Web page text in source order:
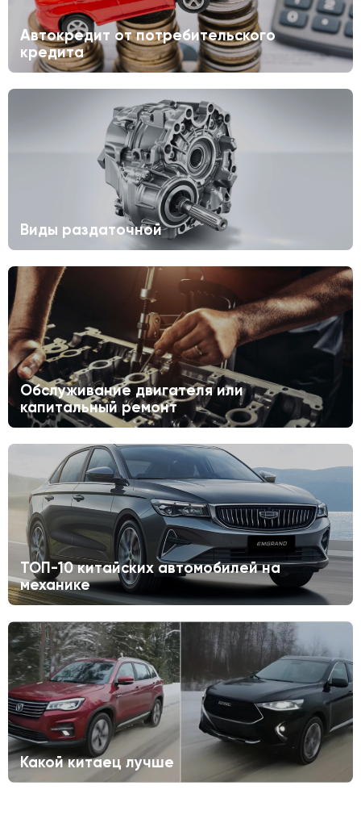
Автокредит от потребительского
кредита
Виды раздаточной
Обслуживание двигателя или
капитальный ремонт
ТОП-10 китайских автомобилей на
механике
Какой китаец лучше